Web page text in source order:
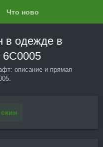
Что нового?
в одежде в
описание и прямая